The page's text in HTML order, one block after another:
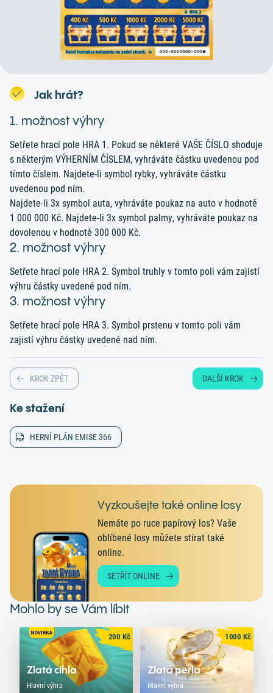
Jak hrát?
1. možnost výhry
Setřete hrací pole HRA 1. Pokud se některé VAŠE ČÍSLO shoduje
s některým VÝHERNÍM ČÍSLEM, vyhráváte částku uvedenou pod
tímto číslem. Najdete-li symbol rybky, vyhráváte částku
uvedenou pod ním.
Najdete-li 3x symbol auta, vyhráváte poukaz na auto v hodnotě
1 000 000 Kč. Najdete-li 3x symbol palmy, vyhráváte poukaz na
dovolenou v hodnotě 300 000 Kč.
2. možnost výhry
Setřete hrací pole HRA 2. Symbol truhly v tomto poli vám zajistí
výhru částky uvedené pod ním.
3. možnost výhry
Setřete hrací pole HRA 3. Symbol prstenu v tomto poli vám
zajistí výhru částky uvedené nad ním.
KROK ZPĚT DALŠÍ KROK
Ke stažení
HERNÍ PLÁN EMISE 366
Vyzkoušejte také online losy
Nemáte po ruce papírový los? Vaše
oblíbené losy můžete stírat také
online.
SETŘÍT ONLINE
Mohlo by se Vám líbit
Zlatá cihla
Hlavní výhra
200Kč
Zlatá perla
Hlavní výhra
1000Kč